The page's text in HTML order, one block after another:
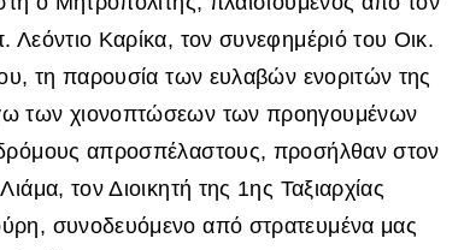
Καρίκα, τον συνεφημέριό του Οικ.
τη παρουσία των ευλαβών ενοριτών της
των χιονοπτώσεων των προηγουμένων
απροσπέλαστους, προσήλθαν στον
τον Διοικητή της 1ης Ταξιαρχίας
συνοδευόμενο από στρατευμένα μας